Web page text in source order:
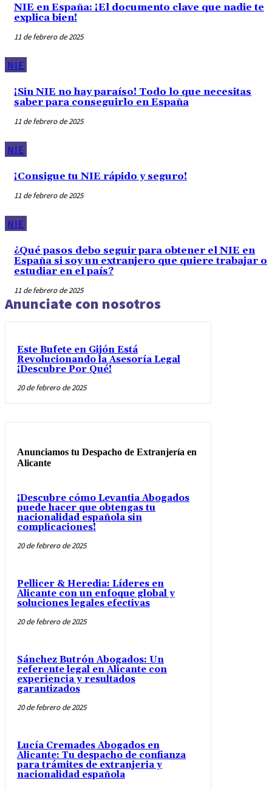
NIE en España: ¡El documento clave que nadie te
explica bien!
11 de febrero de 2025
NIE
¡Sin NIE no hay paraíso! Todo lo que necesitas
saber para conseguirlo en España
11 de febrero de 2025
NIE
¡Consigue tu NIE rápido y seguro!
11 de febrero de 2025
NIE
¿Qué pasos debo seguir para obtener el NIE en
España si soy un extranjero que quiere trabajar o
estudiar en el país?
11 de febrero de 2025
Anunciate con nosotros
Este Bufete en Gijón Está
Revolucionando la Asesoría Legal
¡Descubre Por Qué!
20 de febrero de 2025
Anunciamos tu Despacho de Extranjería en
Alicante
¡Descubre cómo Levantia Abogados
puede hacer que obtengas tu
nacionalidad española sin
complicaciones!
20 de febrero de 2025
Pellicer & Heredia: Líderes en
Alicante con un enfoque global y
soluciones legales efectivas
20 de febrero de 2025
Sánchez Butrón Abogados: Un
referente legal en Alicante con
experiencia y resultados
garantizados
20 de febrero de 2025
Lucía Cremades Abogados en
Alicante: Tu despacho de confianza
para trámites de extranjeria y
nacionalidad española